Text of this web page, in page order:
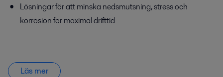
Lösningar för att minska nedsmutsning, stress och
korrosion för maximal drifttid
Läs mer